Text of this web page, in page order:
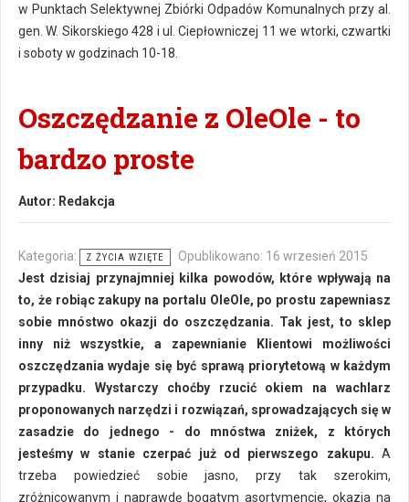
w Punktach Selektywnej Zbiórki Odpadów Komunalnych przy al.
gen. W. Sikorskiego 428 i ul. Ciepłowniczej 11 we wtorki, czwartki
i soboty w godzinach 10-18.
Oszczędzanie z OleOle - to
bardzo proste
Autor: Redakcja
Kategoria: Z ŻYCIA WZIĘTE
Opublikowano: 16 wrzesień 2015
Jest dzisiaj przynajmniej kilka powodów, które wpływają na
to, że robiąc zakupy na portalu OleOle, po prostu zapewniasz
sobie mnóstwo okazji do oszczędzania. Tak jest, to sklep
inny niż wszystkie, a zapewnianie Klientowi możliwości
oszczędzania wydaje się być sprawą priorytetową w każdym
przypadku. Wystarczy choćby rzucić okiem na wachlarz
proponowanych narzędzi i rozwiązań, sprowadzających się w
zasadzie do jednego - do mnóstwa zniżek, z których
jesteśmy w stanie czerpać już od pierwszego zakupu. A
trzeba powiedzieć sobie jasno, przy tak szerokim,
zróżnicowanym i naprawdę bogatym asortymencie, okazja na